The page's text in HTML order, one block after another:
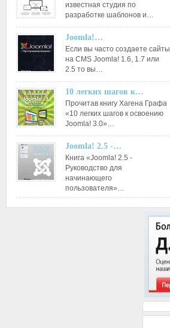
известная студия по
разработке шаблонов и…
Joomla!…
Если вы часто создаете сайты
на CMS Joomla! 1.6, 1.7 или
2.5 то вы…
10 легких шагов к…
Прочитав книгу Хагена Графа
«10 легких шагов к освоению
Joomla! 3.0»…
Joomla! 2.5 -…
Книга «Joomla! 2.5 -
Руководство для
начинающего
пользователя»…